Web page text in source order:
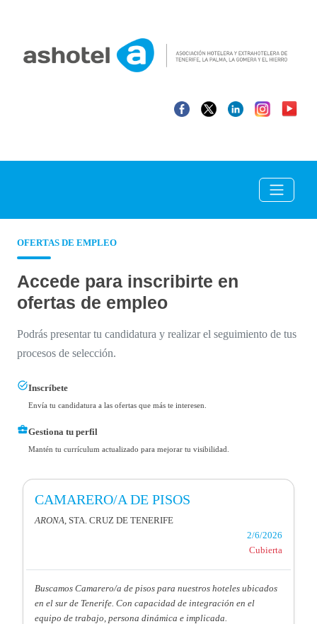
OFERTAS DE EMPLEO
Accede para inscribirte en
ofertas de empleo
Podrás presentar tu candidatura y realizar el seguimiento de tus
procesos de selección.
task_altInscríbete
Envía tu candidatura a las ofertas que más te interesen.
business_centerGestiona tu perfil
Mantén tu currículum actualizado para mejorar tu visibilidad.
CAMARERO/A DE PISOS
ARONA, STA. CRUZ DE TENERIFE
2/6/2026
Cubierta
Buscamos Camarero/a de pisos para nuestros hoteles ubicados
en el sur de Tenerife. Con capacidad de integración en el
equipo de trabajo, persona dinámica e implicada.